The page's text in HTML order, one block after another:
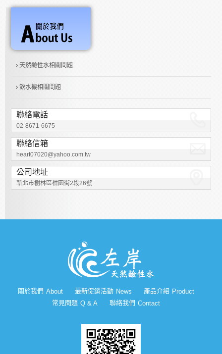
天然鹼性水相關問題
飲水機相關問題
聯絡電話
02-8671-6675
聯絡信箱
heart07020@yahoo.com.tw
公司地址
新北市樹林區柑園街2段26號
關於我們 About 最新促銷活動 News 產品介紹 Product
常見問題 Q & A 聯絡我們 Contact